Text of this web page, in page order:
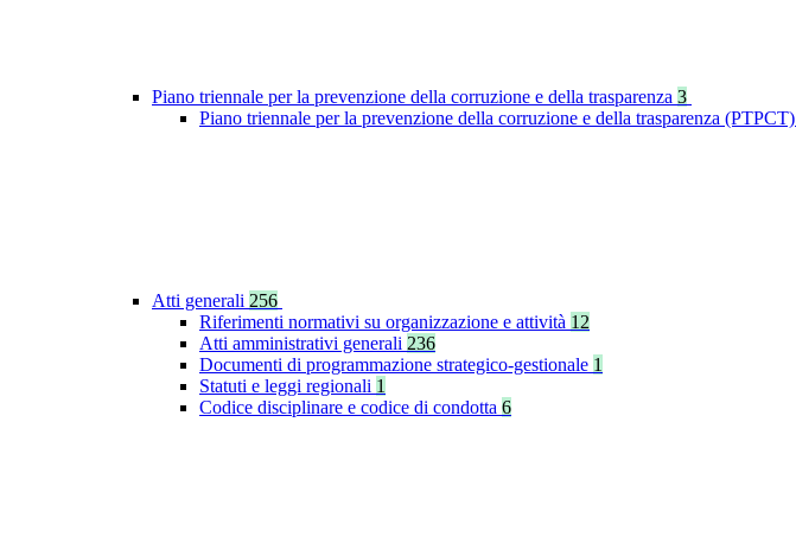
Piano triennale per la prevenzione della corruzione e della trasparenza 3
Piano triennale per la prevenzione della corruzione e della trasparenza (PTPCT)
Atti generali 256
Riferimenti normativi su organizzazione e attività 12
Atti amministrativi generali 236
Documenti di programmazione strategico-gestionale 1
Statuti e leggi regionali 1
Codice disciplinare e codice di condotta 6